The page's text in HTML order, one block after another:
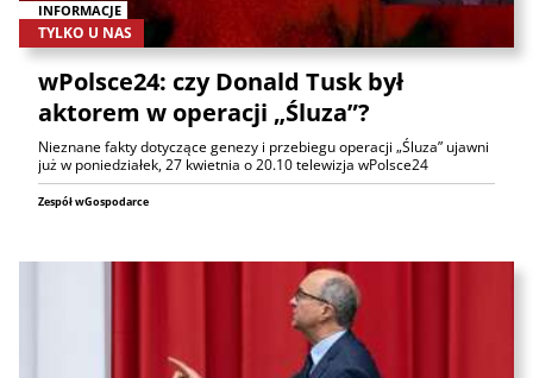
INFORMACJE
TYLKO U NAS
wPolsce24: czy Donald Tusk był
aktorem w operacji „Śluza”?
Nieznane fakty dotyczące genezy i przebiegu operacji „Śluza” ujawni
już w poniedziałek, 27 kwietnia o 20.10 telewizja wPolsce24
Zespół wGospodarce